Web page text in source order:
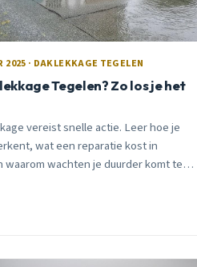
2025 · DAKLEKKAGE TEGELEN
Tegelen? Zo los je het
vereist snelle actie. Leer hoe je
wat een reparatie kost in
waarom wachten je duurder komt te